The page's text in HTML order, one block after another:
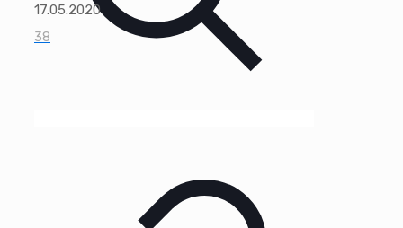
17.05.2020
38